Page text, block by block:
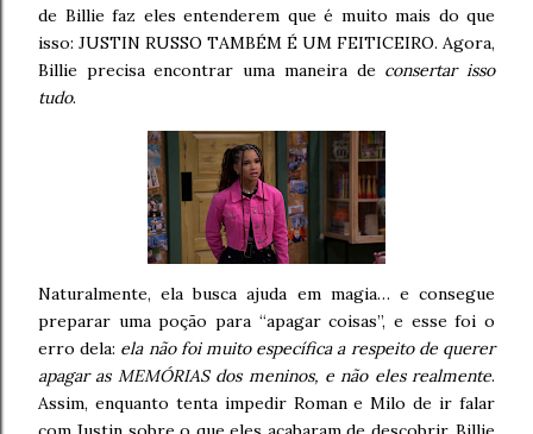
de Billie faz eles entenderem que é muito mais do que
isso: JUSTIN RUSSO TAMBÉM É UM FEITICEIRO. Agora,
Billie precisa encontrar uma maneira de consertar isso
tudo.
Naturalmente, ela busca ajuda em magia… e consegue
preparar uma poção para “apagar coisas”, e esse foi o
erro dela: ela não foi muito específica a respeito de querer
apagar as MEMÓRIAS dos meninos, e não eles realmente.
Assim, enquanto tenta impedir Roman e Milo de ir falar